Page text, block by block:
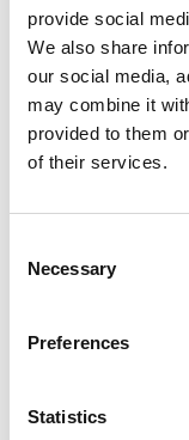
provide social
We also share
our social media,
may combine it
provided to them
of their services.
Selection
Necessary
Preferences
Statistics